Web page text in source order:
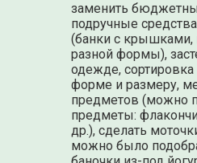
заменить
подручные
(банки с крышками,
разной формы),
одежде,
форме и размеру,
предметов (можно
предметы:
др.), сделать
можно было